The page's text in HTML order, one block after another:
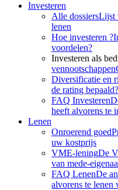
Investeren
Alle dossiersLijst
lenen
Hoe investeren ?
voordelen?
Investeren als
vennootschappen
Diversificatie en
de rating
FAQ Investeren
heeft alvorens te
Lenen
Onroerend goed
uw kostprijs
VME-leningDe
van mede-
FAQ LenenDe
alvorens te